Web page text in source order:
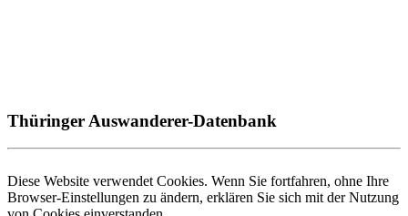
Thüringer Auswanderer-Datenbank
Diese Website verwendet Cookies. Wenn Sie fortfahren, ohne Ihre
Browser-Einstellungen zu ändern, erklären Sie sich mit der Nutzung